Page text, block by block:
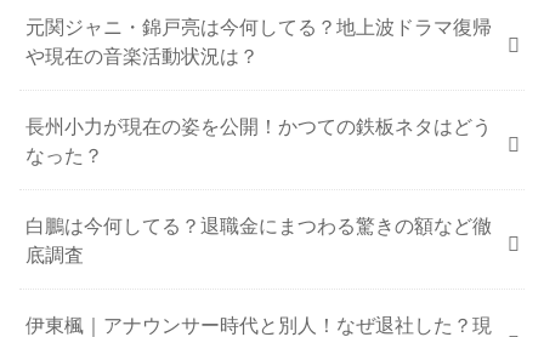
元関ジャニ・錦戸亮は今何してる？地上波ドラマ復帰
や現在の音楽活動状況は？
長州小力が現在の姿を公開！かつての鉄板ネタはどう
なった？
白鵬は今何してる？退職金にまつわる驚きの額など徹
底調査
伊東楓｜アナウンサー時代と別人！なぜ退社した？現